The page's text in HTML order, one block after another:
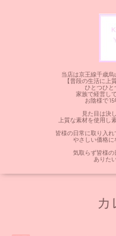
当店は京王線千歳烏
【普段の生活に上
ひとつひと
家族で経営し
お陰様で15
見た目は決
上質な素材を使用し
皆様の日常に取り入
やさしい価格に
気取らず皆様の
ありた
カ